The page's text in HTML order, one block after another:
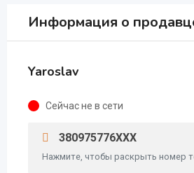
Информация о
Yaroslav
Сейчас не в сети
380975776XXX
Нажмите, чтобы раскрыть номер